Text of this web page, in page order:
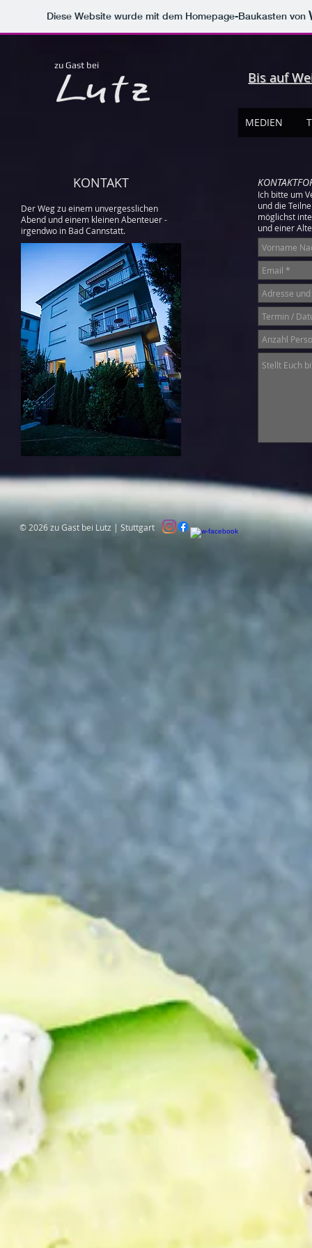
Diese Website wurde mit dem Homepage-Baukasten von
was tun am wochenende stuttgartlecker essen stuttgart
zu Gast bei
Bis auf
MEDIEN
KONTAKT
Der Weg zu einem unvergesslichen
Abend und einem kleinen Abenteuer -
irgendwo in Bad Cannstatt.
Ich bitte um
und die
möglichst
und einer
© 2026 zu Gast bei Lutz | Stuttgart